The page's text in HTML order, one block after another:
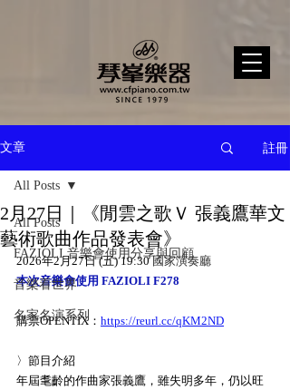
文章 註冊
All Posts
FAZIOLI 音樂會使用分享與回顧
音樂看世界
名家名演系列
All Posts
2月27日｜《閒雲之歌Ｖ 張義鷹華文
藝術歌曲作品發表會》
2026年2月27日 (五) 19:30 國家演奏廳
本次音樂會使用 FAZIOLI F278
購票OPENTIX： https://reurl.cc/qKM2ND
〉節目介紹
年屆耄齡的作曲家張義鷹，雖失明多年，仍以旺